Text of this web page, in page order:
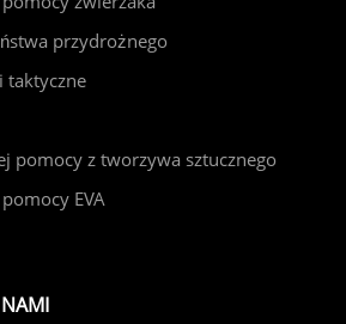
przydrożnego
taktyczne
pomocy z tworzywa sztucznego
EVA